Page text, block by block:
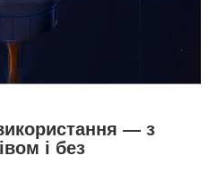
— з
і без